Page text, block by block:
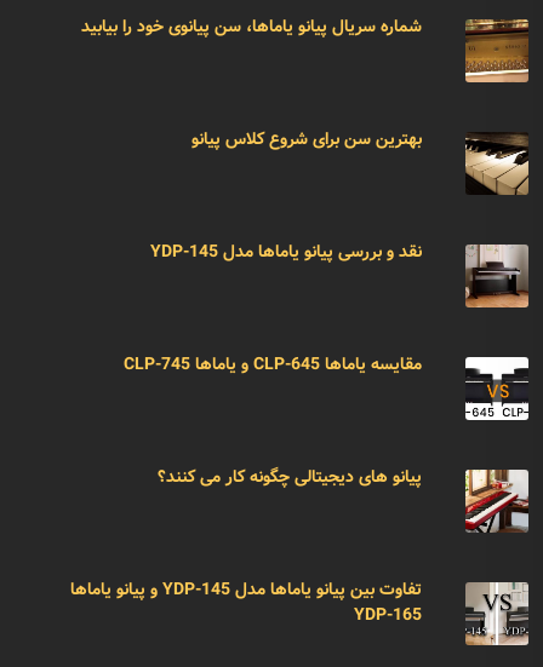
شماره سریال پیانو یاماها، سن پیانوی خود را بیابید
بهترین سن برای شروع کلاس پیانو
نقد و بررسی پیانو یاماها مدل YDP-145
مقایسه یاماها CLP-645 و یاماها CLP-745
پیانو های دیجیتالی چگونه کار می کنند؟
تفاوت بین پیانو یاماها مدل YDP-145 و پیانو یاماها
YDP-165